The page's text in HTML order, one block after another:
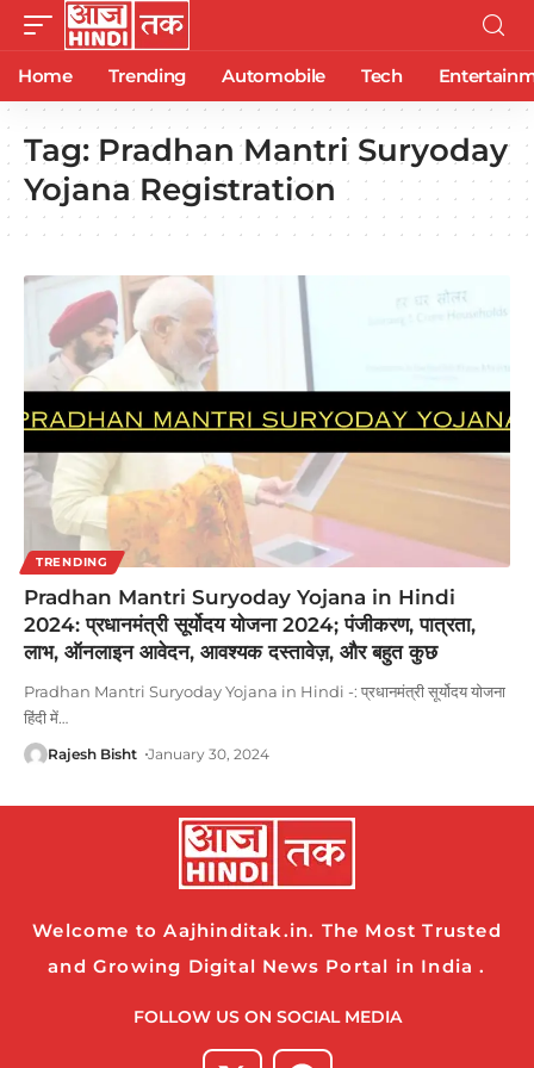
Home Trending Automobile Tech
Tag:Pradhan Mantri Suryoday
Yojana Registration
TRENDING
Pradhan Mantri Suryoday Yojana in Hindi
2024: प्रधानमंत्री सूर्योदय योजना 2024; पंजीकरण, पात्रता,
लाभ, ऑनलाइन आवेदन, आवश्यक दस्तावेज़, और बहुत कुछ
Pradhan Mantri Suryoday Yojana in Hindi -: प्रधानमंत्री सूर्योदय योजना
हिंदी में…
Rajesh Bisht January 30, 2024
Welcome to Aajhinditak.in. The Most Trusted
and Growing Digital News Portal in India .
FOLLOW US ON SOCIAL MEDIA